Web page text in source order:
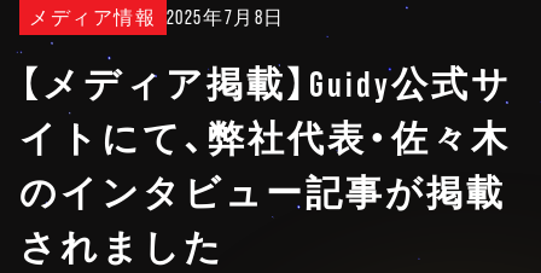
メディア情報 2025年7月8日
【メディア掲載】Guidy公式サ
イトにて、弊社代表・佐々木
のインタビュー記事が掲載
されました